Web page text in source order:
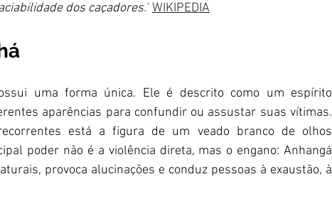
dos caçadores." WIKIPEDIA
uma forma única. Ele é descrito como um espírito
aparências para confundir ou assustar suas vítimas.
está a figura de um veado branco de olhos
poder não é a violência direta, mas o engano: Anhangá
provoca alucinações e conduz pessoas à exaustão, à